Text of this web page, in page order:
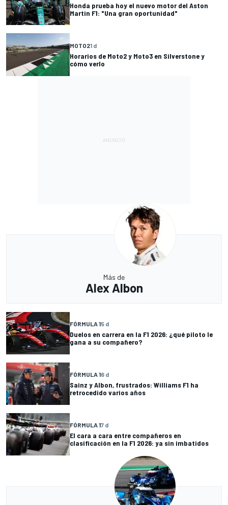
Honda prueba hoy el nuevo motor del Aston
Martin F1: "Una gran oportunidad"
MOTO21 d
Horarios de Moto2 y Moto3 en Silverstone y
cómo verlo
Más de
Alex Albon
FÓRMULA 15 d
Duelos en carrera en la F1 2026: ¿qué piloto le
gana a su compañero?
FÓRMULA 16 d
Sainz y Albon, frustrados: Williams F1 ha
retrocedido varios años
FÓRMULA 17 d
El cara a cara entre compañeros en
clasificación en la F1 2026: ya sin imbatidos